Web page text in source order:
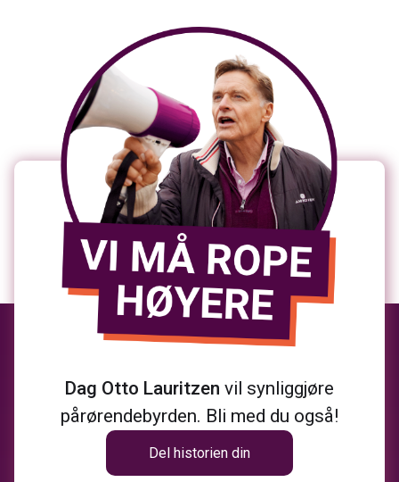
Dag Otto Lauritzen vil synliggjøre
pårørendebyrden. Bli med du også!
Del historien din